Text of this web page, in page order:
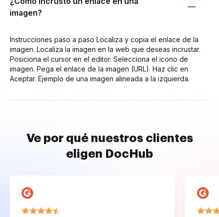
imagen?
Instrucciones paso a paso Localiza y copia el enlace de la
imagen. Localiza la imagen en la web que deseas incrustar.
Posiciona el cursor en el editor. Selecciona el icono de
imagen. Pega el enlace de la imagen (URL). Haz clic en
Aceptar. Ejemplo de una imagen alineada a la izquierda.
Ve por qué nuestros clientes
eligen DocHub